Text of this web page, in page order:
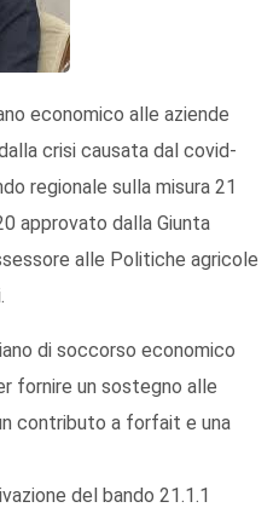
economico alle aziende
crisi causata dal covid-
regionale sulla misura 21
approvato dalla Giunta
alle Politiche agricole
di soccorso economico
fornire un sostegno alle
contributo a forfait e una
del bando 21.1.1